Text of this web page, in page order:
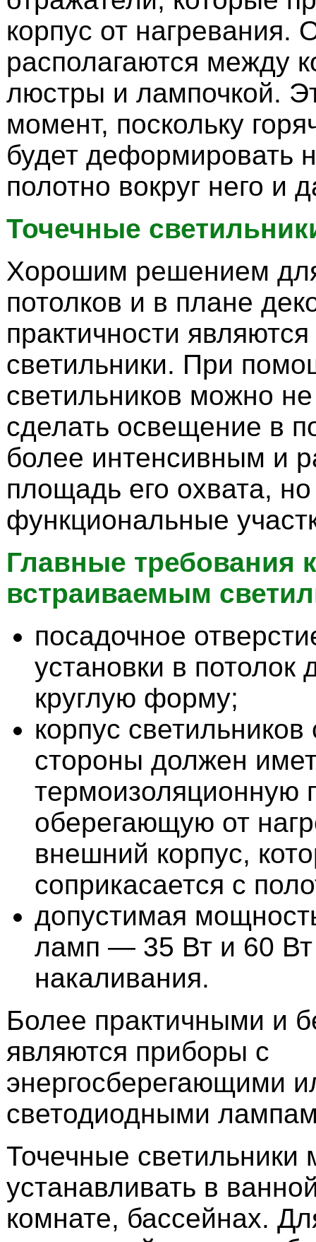
корпус от нагревания.
располагаются между
люстры и лампочкой.
момент, поскольку
будет деформировать
полотно вокруг него и
Точечные
Хорошим решением
потолков и в плане
практичности
светильники. При
светильников можно не
сделать освещение в
более интенсивным и
площадь его охвата,
функциональные
Главные требования к
встраиваемым
посадочное
установки в потолок
круглую форму;
корпус
стороны должен
термоизоляционную
оберегающую от
внешний корпус,
соприкасается с
допустимая
ламп — 35 Вт и 60
накаливания.
Более практичными и
являются приборы с
энергосберегающими
светодиодными
Точечные светильники
устанавливать в
комнате, бассейнах.